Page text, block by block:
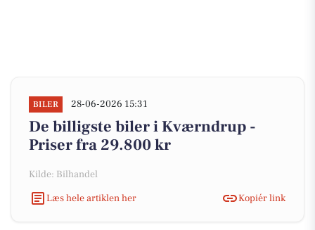
BILER 28-06-2026 15:31
De billigste biler i Kværndrup -
Priser fra 29.800 kr
Kilde: Bilhandel
Læs hele artiklen her
Kopiér link